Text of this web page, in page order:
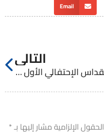
Email
التالي
القداس الإحتفالي الأول للأب فارس سرياني
الحقول الإلزامية مشار إليها بـ*